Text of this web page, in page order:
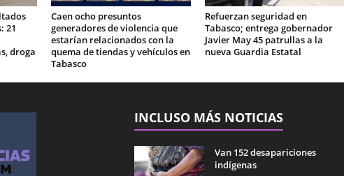
21
droga
Caen ocho presuntos
generadores de violencia que
estarían relacionados con la
quema de tiendas y vehículos en
Tabasco
Refuerzan seguridad en
Tabasco; entrega gobernador
Javier May 45 patrullas a la
nueva Guardia Estatal
INCLUSO MÁS NOTICIAS
Van 152 desapariciones
indígenas